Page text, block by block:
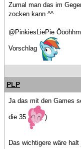
Zumal man das im
zocken kann ^^
@PinkiesLiePie
Vorschlag
PLP
Ja das mit den Games
die 35 )
Das wichtigere wäre